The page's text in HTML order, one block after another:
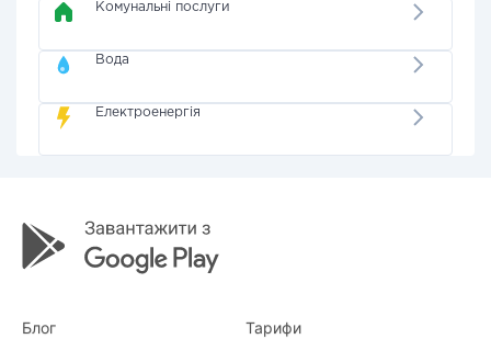
Комунальні послуги
Вода
Електроенергія
Блог Тарифи